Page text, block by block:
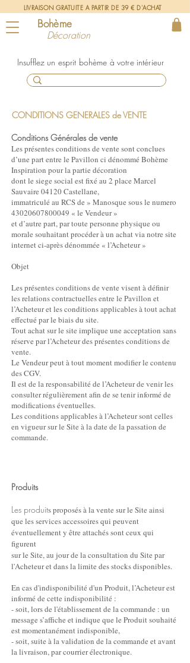
LIVRAISON GRATUITE A PARTIR DE 39 € D'ACHAT
Bohème
Décoration
esprit bohème à votre intérieur
CONDITIONS GENERALES de VENTE
Conditions Générales de vente
Les présentes conditions de vente sont conclues
d’une part entre le Pavillon ci dénommé Bohème
Inspiration pour la partie décoration
dont le siege social est fixé au 2 place Marcel
Sauvaire 04120 Castellane,
immatriculé au RCS de » Manosque sous le numero
43020607800049 « le Vendeur »
et d’autre part, par toute personne physique ou
morale souhaitant procéder à un achat via notre site
internet ci-après dénommée « l’Acheteur »
Objet
Les présentes conditions de vente visent à définir
les relations contractuelles entre le Pavillon et
l’Acheteur et les conditions applicables à tout achat
effectué par le biais du site.
Tout achat sur le site implique une acceptation sans
réserve par l’Acheteur des présentes conditions de
vente.
Le Vendeur peut à tout moment modifier le contenu
des CGV.
Il est de la responsabilité de l’Acheteur de venir les
consulter régulièrement afin de se tenir informé de
modifications éventuelles.
Les conditions applicables à l’Acheteur sont celles
en vigueur sur le Site à la date de la passation de
commande.
Produits
Les produits proposés à la vente sur le Site ainsi
que les services accessoires qui peuvent
éventuellement y être attachés sont ceux qui
figurent
sur le Site, au jour de la consultation du Site par
l'Acheteur et dans la limite des stocks disponibles.
En cas d'indisponibilité d'un Produit, l’Acheteur est
informé de cette indisponibilité :
- soit, lors de l'établissement de la commande : un
message s’affiche et indique que le Produit souhaité
est momentanément indisponible,
- soit, suite à la validation de la commande et avant
la livraison, par courrier électronique.